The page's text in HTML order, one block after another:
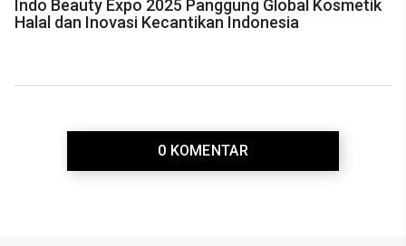
Indo Beauty Expo 2025 Panggung Global Kosmetik
Halal dan Inovasi Kecantikan Indonesia
0 KOMENTAR